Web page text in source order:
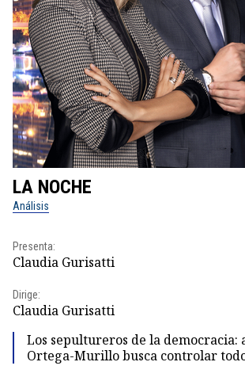
LA NOCHE
Análisis
Presenta:
Claudia Gurisatti
Dirige:
Claudia Gurisatti
Los sepultureros de la democracia:
Ortega-Murillo busca controlar